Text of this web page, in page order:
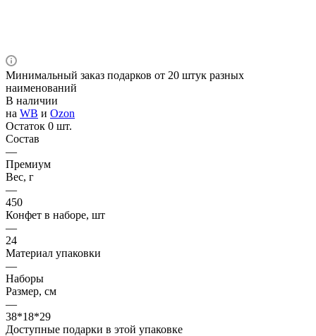
Минимальный заказ подарков от 20 штук разных
наименований
В наличии
на WB и Ozon
Остаток 0 шт.
Состав
—
Премиум
Вес, г
—
450
Конфет в наборе, шт
—
24
Материал упаковки
—
Наборы
Размер, см
—
38*18*29
Доступные подарки в этой упаковке